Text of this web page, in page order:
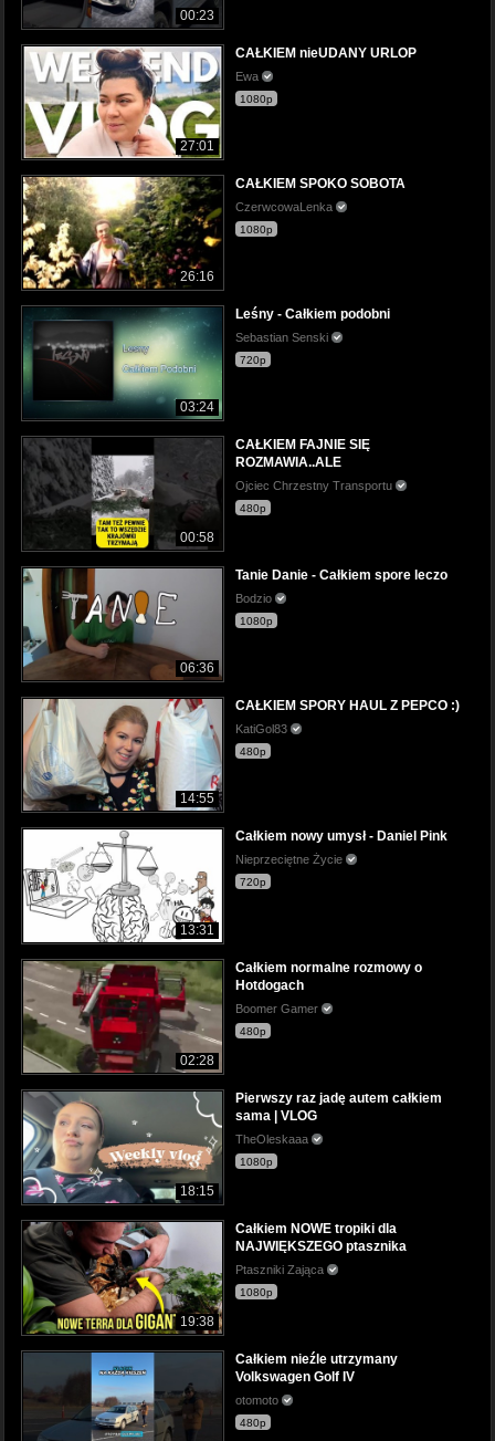
00:23
27:01
CAŁKIEM nieUDANY URLOP
Ewa
1080p
26:16
CAŁKIEM SPOKO SOBOTA
CzerwcowaLenka
1080p
03:24
Leśny - Całkiem podobni
Sebastian Senski
720p
00:58
CAŁKIEM FAJNIE SIĘ
ROZMAWIA..ALE
Ojciec Chrzestny Transportu
480p
06:36
Tanie Danie - Całkiem spore leczo
Bodzio
1080p
14:55
CAŁKIEM SPORY HAUL Z PEPCO :)
KatiGol83
480p
13:31
Całkiem nowy umysł - Daniel Pink
Nieprzeciętne Życie
720p
02:28
Całkiem normalne rozmowy o
Hotdogach
Boomer Gamer
480p
18:15
Pierwszy raz jadę autem całkiem
sama | VLOG
TheOleskaaa
1080p
19:38
Całkiem NOWE tropiki dla
NAJWIĘKSZEGO ptasznika
Ptaszniki Zająca
1080p
Całkiem nieźle utrzymany
Volkswagen Golf IV
otomoto
480p